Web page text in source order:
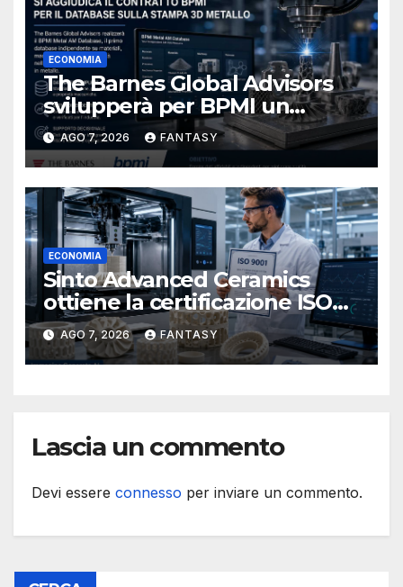
ECONOMIA
The Barnes Global Advisors
svilupperà per BPMI un
database per la stampa 3D
metallica destinata alla filiera
navale statunitense
AGO 7, 2026 FANTASY
ECONOMIA
Sinto Advanced Ceramics
ottiene la certificazione ISO
9001 per la stampa 3D di
ceramiche tecniche
AGO 7, 2026 FANTASY
Lascia un commento
Devi essere connesso per inviare un commento.